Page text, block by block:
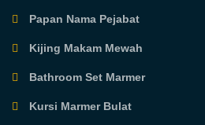
Papan Nama Pejabat
Kijing Makam Mewah
Bathroom Set Marmer
Kursi Marmer Bulat